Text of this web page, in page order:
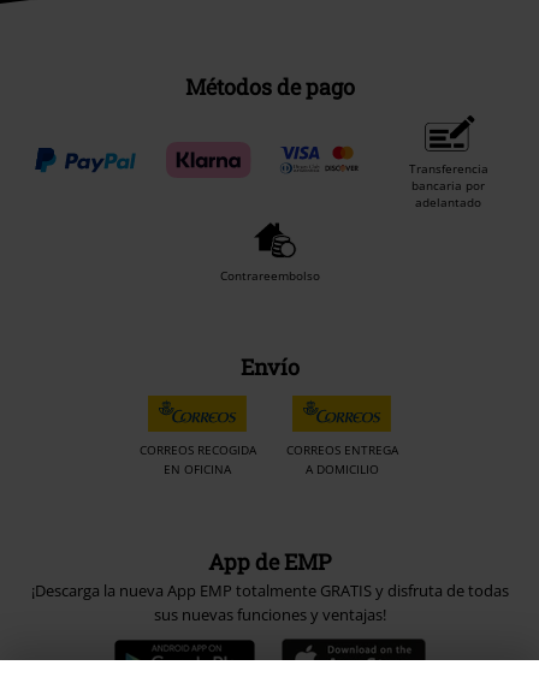
Métodos de pago
Transferencia
bancaria por
adelantado
Contrareembolso
Envío
CORREOS RECOGIDA
EN OFICINA
CORREOS ENTREGA
A DOMICILIO
App de EMP
¡Descarga la nueva App EMP totalmente GRATIS y disfruta de todas
sus nuevas funciones y ventajas!